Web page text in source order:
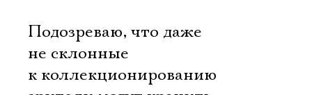
Подозреваю, что даже
не склонные
к коллекционированию